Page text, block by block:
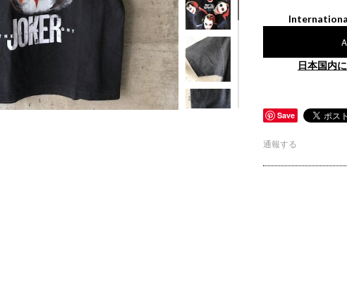
日本国内
Save
通報する